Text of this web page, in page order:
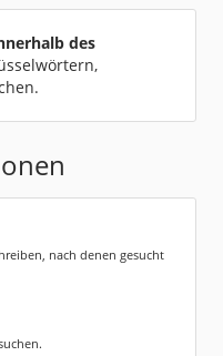
des
nach denen gesucht